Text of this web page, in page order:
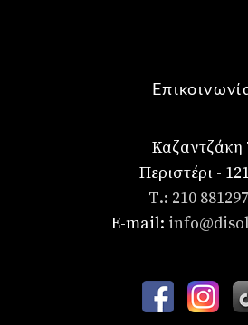
Καζαντζάκη
Περιστέρι -
Τ.: 210
E-mail: